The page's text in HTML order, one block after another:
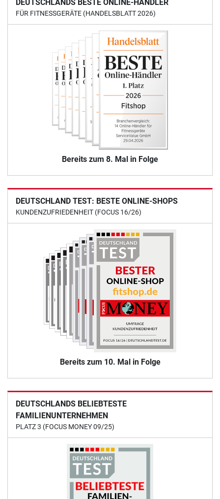
DEUTSCHLANDS BESTE ONLINE-HÄNDLER
FÜR FITNESSGERÄTE (HANDELSBLATT 2026)
Bereits zum 8. Mal in Folge
DEUTSCHLAND TEST: BESTE ONLINE-SHOPS
KUNDENZUFRIEDENHEIT (FOCUS 16/26)
Bereits zum 10. Mal in Folge
DEUTSCHLANDS BELIEBTESTE
FAMILIENUNTERNEHMEN
PLATZ 3 (FOCUS MONEY 09/25)